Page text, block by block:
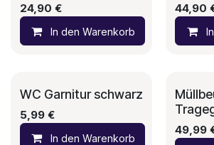
24,90 €
In den Warenkorb
44,90
WC Garnitur schwarz
5,99€
In den Warenkorb
49,99